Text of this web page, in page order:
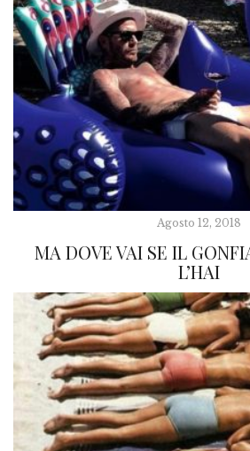
Agosto 12, 2018
MA DOVE VAI SE IL
L’HAI